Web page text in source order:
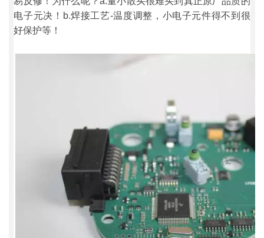
电子元决！b.焊接工艺-温度调整，小电子元件得不到很
好保护等！